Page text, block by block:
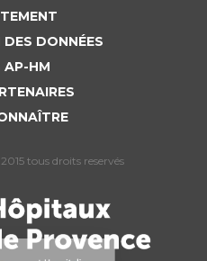
DONNÉES
AP-HM
tous droits reservés